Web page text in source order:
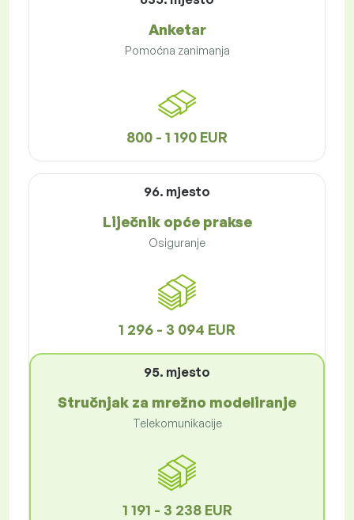
Anketar
Pomoćna zanimanja
800 - 1 190 EUR
96. mjesto
Liječnik opće prakse
Osiguranje
1 296 - 3 094 EUR
95. mjesto
Stručnjak za mrežno modeliranje
Telekomunikacije
1 191 - 3 238 EUR